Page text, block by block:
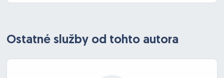
Ostatné služby od tohto autora